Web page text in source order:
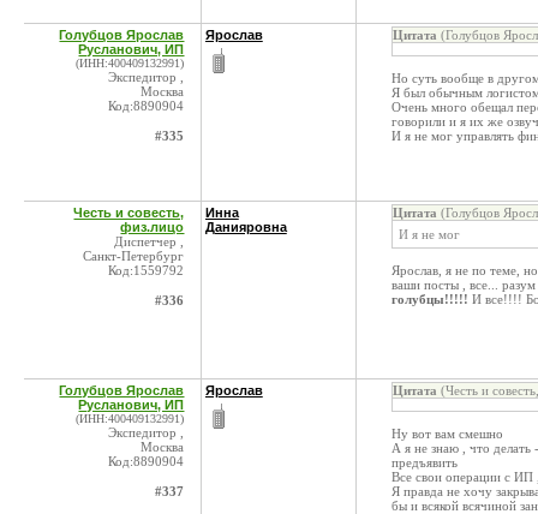
Голубцов Ярослав
Русланович, ИП
(ИНН:400409132991)
Экспедитор ,
Москва
Код:8890904
#335
Ярослав Цитата (Голубцов
Но суть вообще в
Я был обычным
Очень много обещал
говорили и я их же
И я не мог управлять
Честь и совесть,
физ.лицо
Диспетчер ,
Санкт-Петербург
Код:1559792
#336
Инна
Данияровна
Цитата (Голубцов
И я не мог
Ярослав, я не по теме,
ваши посты , все...
голубцы!!!!! И все!!!!
Голубцов Ярослав
Русланович, ИП
(ИНН:400409132991)
Экспедитор ,
Москва
Код:8890904
#337
Ярослав Цитата (Честь и
Ну вот вам смешно
А я не знаю , что делать
предъявить
Все свои операции с ИП
Я правда не хочу
бы и всякой всячиной